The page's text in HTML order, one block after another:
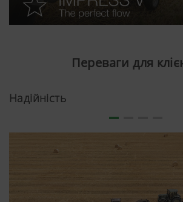
Переваги для
Надійність